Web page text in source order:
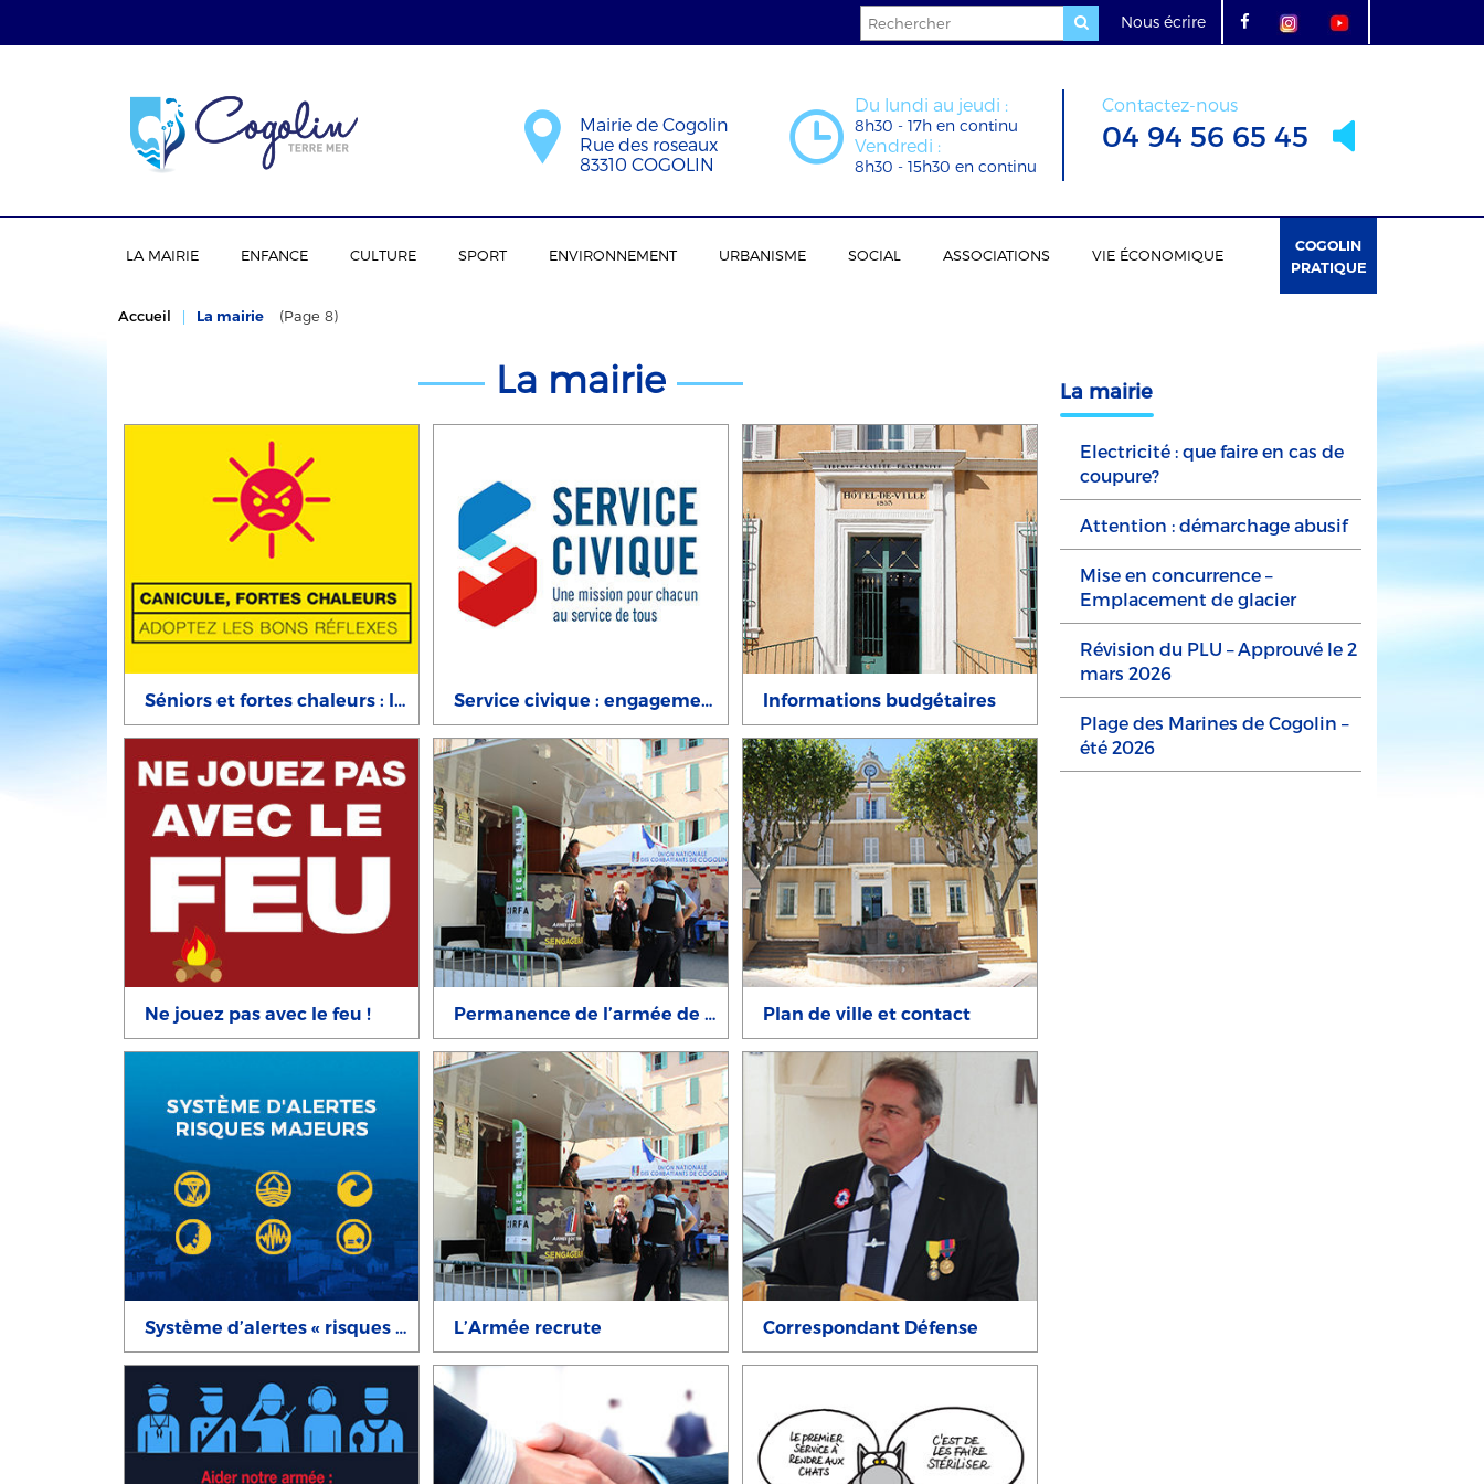
Nous écrire
Mairie de Cogolin
Rue des roseaux
83310 COGOLIN
Du lundi au jeudi :
8h30 - 17h en continu
Vendredi :
8h30 - 15h30 en continu
Contactez-nous
04 94 56 65 45
LA MAIRIE ENFANCE CULTURE SPORT ENVIRONNEMENT URBANISME SOCIAL ASSOCIATIONS VIE ÉCONOMIQUE
COGOLIN
PRATIQUE
Accueil La mairie (Page 8)
La mairie
Séniors et fortes chaleurs : les bons réflexes Service civique : engagement de volontaires Informations budgétaires
Ne jouez pas avec le feu ! Permanence de l’armée de Terre Plan de ville et contact
Système d’alertes « risques majeurs » L’Armée recrute Correspondant Défense
La mairie
Electricité : que faire en cas de
coupure?
Attention : démarchage abusif
Mise en concurrence –
Emplacement de glacier
Révision du PLU – Approuvé le 2
mars 2026
Plage des Marines de Cogolin –
été 2026